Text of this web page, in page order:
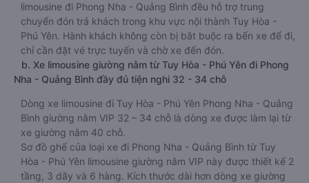
limousine đi Phong Nha - Quảng Bình đều hỗ trợ trung
chuyển đón trả khách trong khu vực nội thành Tuy Hòa -
Phú Yên. Hành khách không còn bị bắt buộc ra bến xe để đi,
chỉ cần đặt vé trực tuyến và chờ xe đến đón.
b. Xe limousine giường nằm từ Tuy Hòa - Phú Yên đi Phong
Nha - Quảng Bình đầy đủ tiện nghi 32 - 34 chỗ
Dòng xe limousine đi Tuy Hòa - Phú Yên Phong Nha - Quảng
Bình giường nằm VIP 32 – 34 chỗ là dòng xe được làm lại từ
xe giường nằm 40 chỗ.
Sơ đồ ghế của loại xe đi Phong Nha - Quảng Bình từ Tuy
Hòa - Phú Yên limousine giường nằm VIP này được thiết kế 2
tầng, 3 dãy và 6 hàng. Kích thước dài hơn dòng xe giường